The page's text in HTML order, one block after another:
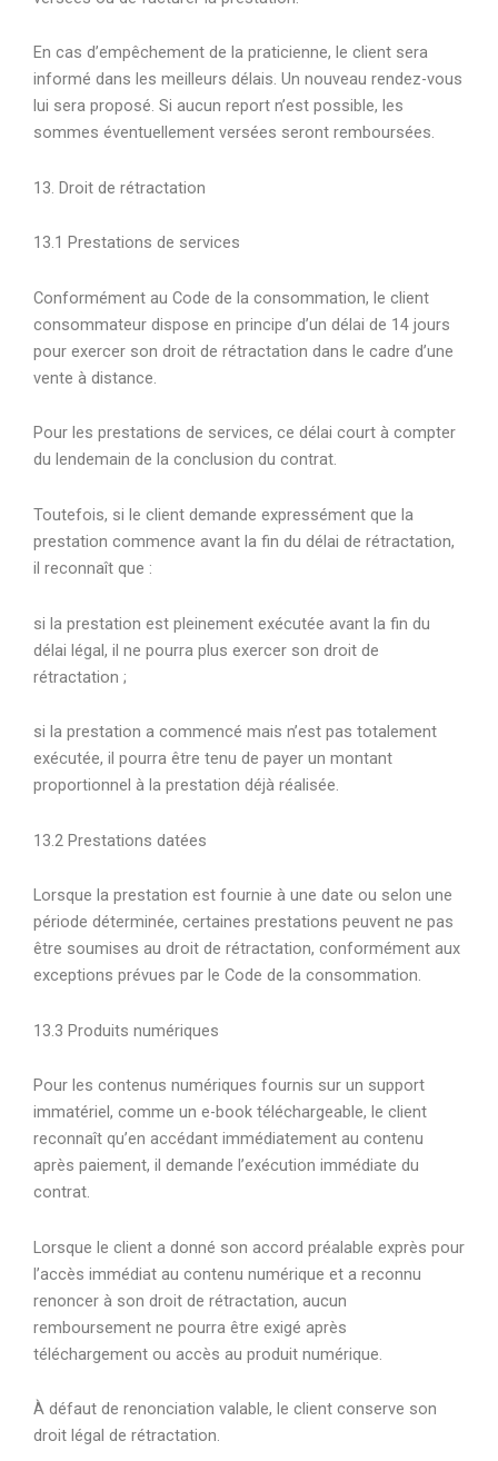
En cas d’empêchement de la praticienne, le client sera
informé dans les meilleurs délais. Un nouveau rendez-vous
lui sera proposé. Si aucun report n’est possible, les
sommes éventuellement versées seront remboursées.
13. Droit de rétractation
13.1 Prestations de services
Conformément au Code de la consommation, le client
consommateur dispose en principe d’un délai de 14 jours
pour exercer son droit de rétractation dans le cadre d’une
vente à distance.
Pour les prestations de services, ce délai court à compter
du lendemain de la conclusion du contrat.
Toutefois, si le client demande expressément que la
prestation commence avant la fin du délai de rétractation,
il reconnaît que :
si la prestation est pleinement exécutée avant la fin du
délai légal, il ne pourra plus exercer son droit de
rétractation ;
si la prestation a commencé mais n’est pas totalement
exécutée, il pourra être tenu de payer un montant
proportionnel à la prestation déjà réalisée.
13.2 Prestations datées
Lorsque la prestation est fournie à une date ou selon une
période déterminée, certaines prestations peuvent ne pas
être soumises au droit de rétractation, conformément aux
exceptions prévues par le Code de la consommation.
13.3 Produits numériques
Pour les contenus numériques fournis sur un support
immatériel, comme un e-book téléchargeable, le client
reconnaît qu’en accédant immédiatement au contenu
après paiement, il demande l’exécution immédiate du
contrat.
Lorsque le client a donné son accord préalable exprès pour
l’accès immédiat au contenu numérique et a reconnu
renoncer à son droit de rétractation, aucun
remboursement ne pourra être exigé après
téléchargement ou accès au produit numérique.
À défaut de renonciation valable, le client conserve son
droit légal de rétractation.